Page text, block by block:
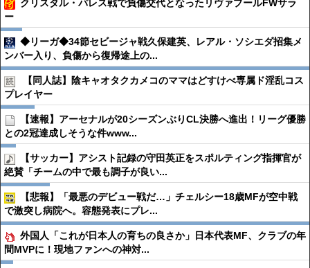
クリスタル・パレス戦で負傷交代となったリヴァプールFWサラ
ー
◆リーガ◆34節セビージャ戦久保建英、レアル・ソシエダ招集メ
ンバー入り、負傷から復帰途上の...
【同人誌】陰キャオタクカメコのママはどすけべ専属ド淫乱コス
プレイヤー
【速報】アーセナルが20シーズンぶりCL決勝へ進出！リーグ優勝
との2冠達成しそうな件www...
【サッカー】アシスト記録の守田英正をスポルティング指揮官が
絶賛「チームの中で最も調子が良い...
【悲報】「最悪のデビュー戦だ…」チェルシー18歳MFが空中戦
で激突し病院へ。容態発表にプレ...
外国人「これが日本人の育ちの良さか」日本代表MF、クラブの年
間MVPに！現地ファンへの神対...